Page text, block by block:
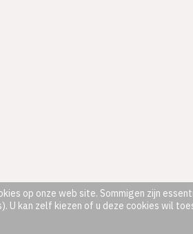
op onze web site. Sommigen zijn
U kan zelf kiezen of u deze cookies wil